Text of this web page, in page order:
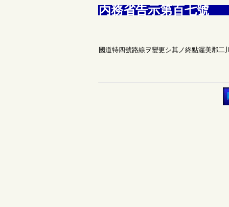
内務省告示第百七號
國道特四號路線ヲ變更シ其ノ終點渥美郡